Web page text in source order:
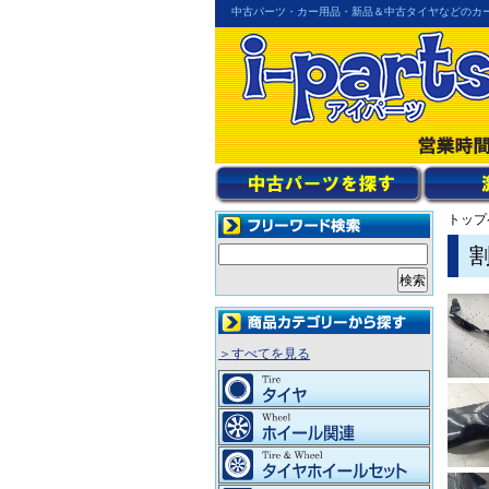
中古パーツ・カー用品・新品＆中古タイヤなどの
トッ
＞すべてを見る